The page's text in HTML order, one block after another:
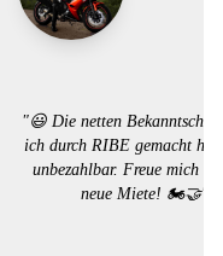
"😃 Die netten
ich durch RIBE gemacht
unbezahlbar. Freue mich
neue Miete! 🏍️🤝"